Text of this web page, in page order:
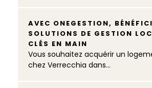
AVEC ONEGESTION,
SOLUTIONS DE GESTION
CLÉS EN MAIN
Vous souhaitez acquérir un
chez Verrecchia dans...